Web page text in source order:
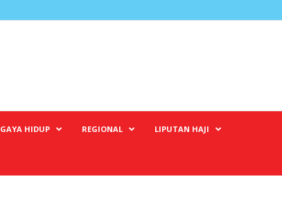
GAYA HIDUP REGIONAL LIPUTAN HAJI